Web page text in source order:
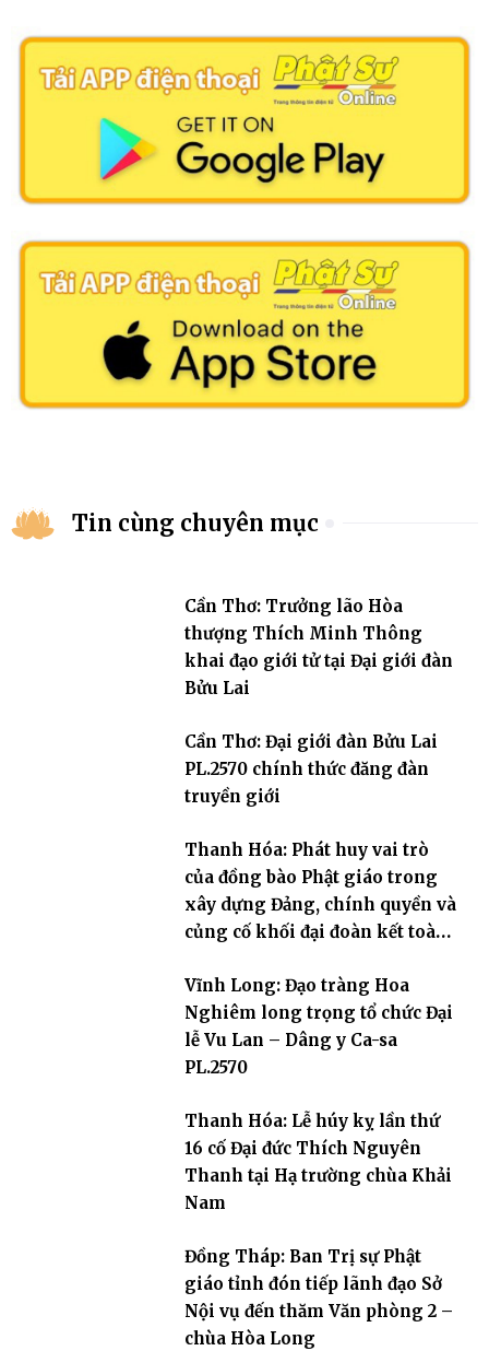
Tin cùng chuyên mục
Cần Thơ: Trưởng lão Hòa
thượng Thích Minh Thông
khai đạo giới tử tại Đại giới đàn
Bửu Lai
Cần Thơ: Đại giới đàn Bửu Lai
PL.2570 chính thức đăng đàn
truyền giới
Thanh Hóa: Phát huy vai trò
của đồng bào Phật giáo trong
xây dựng Đảng, chính quyền và
củng cố khối đại đoàn kết toàn
Vĩnh Long: Đạo tràng Hoa
Nghiêm long trọng tổ chức Đại
lễ Vu Lan – Dâng y Ca-sa
PL.2570
Thanh Hóa: Lễ húy kỵ lần thứ
16 cố Đại đức Thích Nguyên
Thanh tại Hạ trường chùa Khải
Nam
Đồng Tháp: Ban Trị sự Phật
giáo tỉnh đón tiếp lãnh đạo Sở
Nội vụ đến thăm Văn phòng 2 –
chùa Hòa Long